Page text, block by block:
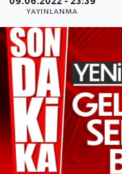
09.06.2022 - 23:39
YAYINLANMA